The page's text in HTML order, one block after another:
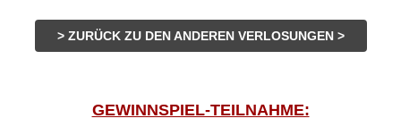
> ZURÜCK ZU DEN ANDEREN VERLOSUNGEN >
GEWINNSPIEL-TEILNAHME: